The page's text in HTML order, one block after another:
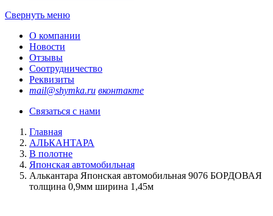
Свернуть меню
О компании
Новости
Отзывы
Соотрудничество
Реквизиты
mail@shymka.ru вконтакте
Связаться с нами
Главная
АЛЬКАНТАРА
В полотне
Японская автомобильная
Алькантара Японская автомобильная 9076 БОРДОВАЯ
толщина 0,9мм ширина 1,45м